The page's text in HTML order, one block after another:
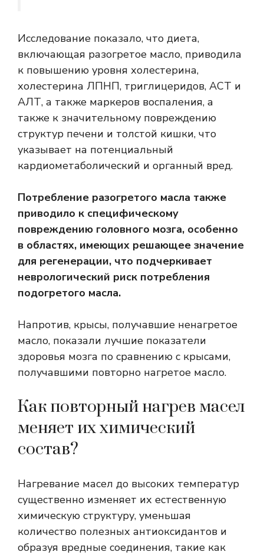
Исследование показало, что диета,
включающая разогретое масло, приводила
к повышению уровня холестерина,
холестерина ЛПНП, триглицеридов, АСТ и
АЛТ, а также маркеров воспаления, а
также к значительному повреждению
структур печени и толстой кишки, что
указывает на потенциальный
кардиометаболический и органный вред.
Потребление разогретого масла также
приводило к специфическому
повреждению головного мозга, особенно
в областях, имеющих решающее значение
для регенерации, что подчеркивает
неврологический риск потребления
подогретого масла.
Напротив, крысы, получавшие ненагретое
масло, показали лучшие показатели
здоровья мозга по сравнению с крысами,
получавшими повторно нагретое масло.
Как повторный нагрев масел
меняет их химический
состав?
Нагревание масел до высоких температур
существенно изменяет их естественную
химическую структуру, уменьшая
количество полезных антиоксидантов и
образуя вредные соединения, такие как